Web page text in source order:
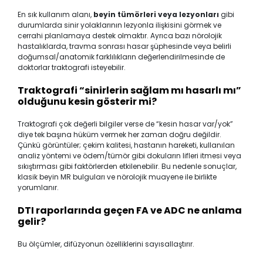
En sık kullanım alanı, beyin tümörleri veya lezyonları gibi
durumlarda sinir yolaklarının lezyonla ilişkisini görmek ve
cerrahi planlamaya destek olmaktır. Ayrıca bazı nörolojik
hastalıklarda, travma sonrası hasar şüphesinde veya belirli
doğumsal/anatomik farklılıkların değerlendirilmesinde de
doktorlar traktografi isteyebilir.
Traktografi “sinirlerin sağlam mı hasarlı mı”
olduğunu kesin gösterir mi?
Traktografi çok değerli bilgiler verse de “kesin hasar var/yok”
diye tek başına hüküm vermek her zaman doğru değildir.
Çünkü görüntüler; çekim kalitesi, hastanın hareketi, kullanılan
analiz yöntemi ve ödem/tümör gibi dokuların lifleri itmesi veya
sıkıştırması gibi faktörlerden etkilenebilir. Bu nedenle sonuçlar,
klasik beyin MR bulguları ve nörolojik muayene ile birlikte
yorumlanır.
DTI raporlarında geçen FA ve ADC ne anlama
gelir?
Bu ölçümler, difüzyonun özelliklerini sayısallaştırır.